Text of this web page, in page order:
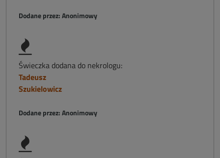
Dodane przez: Anonimowy
Świeczka dodana do nekrologu:
Tadeusz
Szukielowicz
Dodane przez: Anonimowy